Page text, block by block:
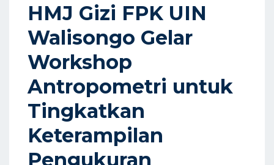
O
N
HMJ Gizi FPK UIN
Walisongo Gelar
Workshop
Antropometri untuk
Tingkatkan
Keterampilan
Pengukuran